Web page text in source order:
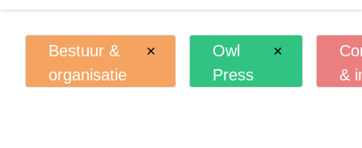
Bestuur &
organisatie
×
Owl
Press
×